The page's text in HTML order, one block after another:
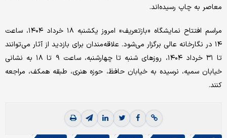
معاصر به چاپ رسیده‌اند.
مراسم افتتاح نمایشگاه «بازتعریف» امروز یکشنبه ۱۸ خرداد ۱۴۰۴، ساعت
۱۴ در نگارخانه عالی برگزار می‌شود. علاقه‌مندان برای بازدید از آثار می‌توانند
تا ۳۱ خرداد ۱۴۰۴، روزهای شنبه تا چهارشنبه، ساعت ۹ تا ۱۸ به نشانی
خیابان سمیه، نرسیده به خیابان حافظ، حوزه هنری، طبقه همکف، مراجعه
کنند.